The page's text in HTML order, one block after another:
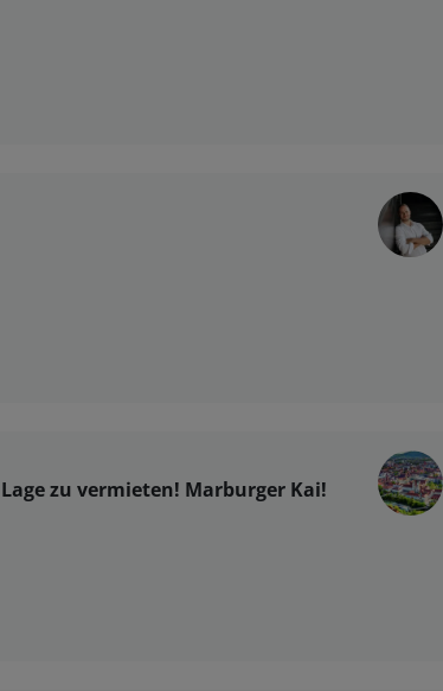
zu vermieten! Marburger Kai!